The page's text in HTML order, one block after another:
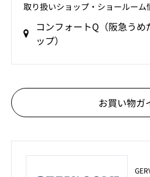
取り扱いショップ‧ショールーム
コンフォートQ（阪急う
ップ）
お買い物ガ